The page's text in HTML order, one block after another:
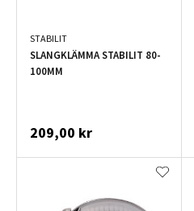
STABILIT
SLANGKLÄMMA STABILIT 80-
100MM
209,00 kr